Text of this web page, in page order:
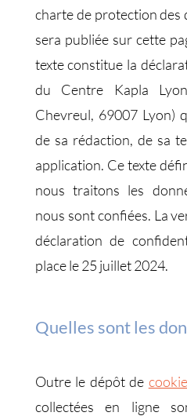
charte de protection des
sera publiée sur cette
texte constitue la
du Centre Kapla
Chevreul, 69007 Lyon)
de sa rédaction, de sa
application. Ce texte
nous traitons les
nous sont confiées. La
déclaration de
place le 25 juillet 2024.
Quelles sont les
Outre le dépôt de
collectées en ligne